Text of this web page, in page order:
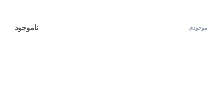
ناموجود